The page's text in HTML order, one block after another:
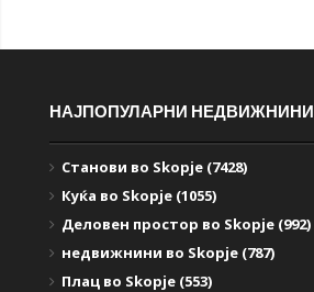
НАЈПОПУЛАРНИ НЕДВИЖНИНИ
Станови во Skopje (7428)
Куќа во Skopje (1055)
Деловен простор во Skopje (992)
недвижнини во Skopje (787)
Плац во Skopje (553)